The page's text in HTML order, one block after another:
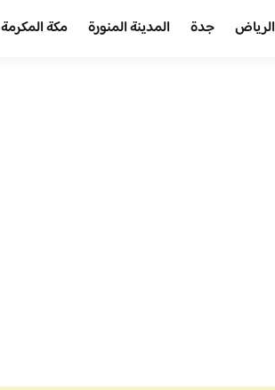
الرياض جدة المدينة المنورة مكة المكرمة